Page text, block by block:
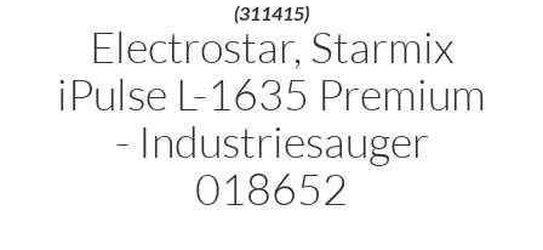
(311415)
Electrostar, Starmix
iPulse L-1635 Premium
- Industriesauger
018652